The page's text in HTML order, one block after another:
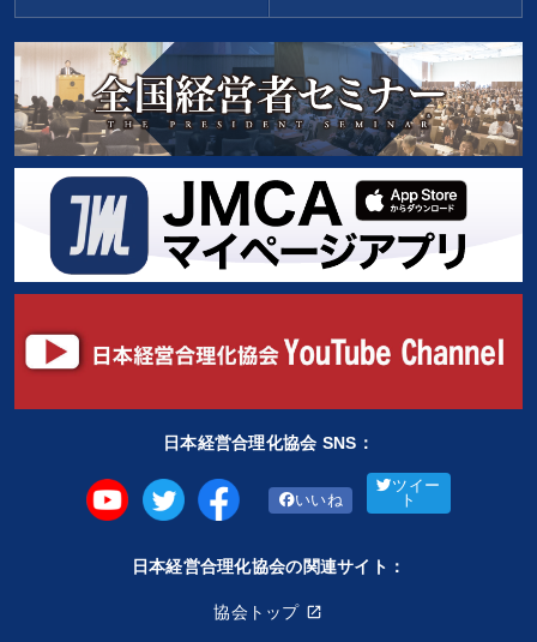
日本経営合理化協会 SNS：
いいね
ツイー
ト
日本経営合理化協会の関連サイト：
協会トップ